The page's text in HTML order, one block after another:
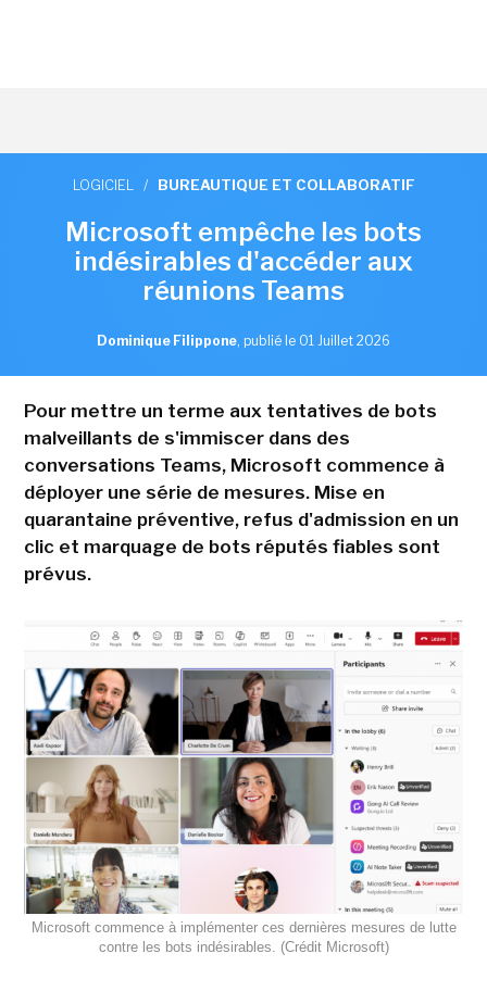
LOGICIEL / BUREAUTIQUE ET COLLABORATIF
Microsoft empêche les bots
indésirables d'accéder aux
réunions Teams
Dominique Filippone, publié le 01 Juillet 2026
Pour mettre un terme aux tentatives de bots
malveillants de s'immiscer dans des
conversations Teams, Microsoft commence à
déployer une série de mesures. Mise en
quarantaine préventive, refus d'admission en un
clic et marquage de bots réputés fiables sont
prévus.
Microsoft commence à implémenter ces dernières mesures de lutte
contre les bots indésirables. (Crédit Microsoft)